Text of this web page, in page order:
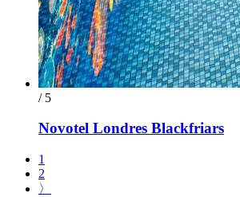
/ 5
Novotel Londres Blackfriars
1
2
〉